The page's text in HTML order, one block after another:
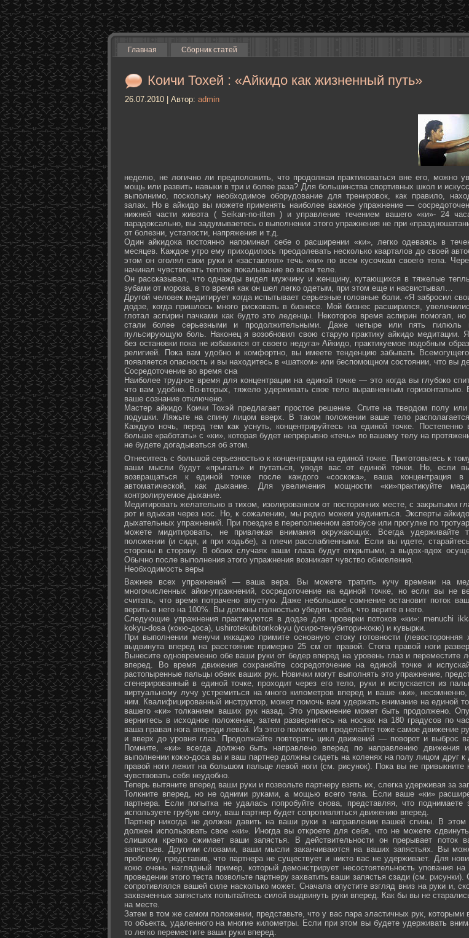
Главная Сборник статей
Коичи Тохей : «Айкидо как жизненный путь»
26.07.2010 | Автор: admin
неделю, не логично ли предположить, что продолжая практиковаться вне его, можно
мощь или развить навыки в три и более раза? Для большинства спортивных школ и
выполнимо, поскольку необходимое оборудование для тренировок, как правило,
залах. Но в айкидо вы можете применять наиболее важное упражнение —
нижней части живота ( Seikan-­no-­itten ) и управление течением вашего «ки»- 24
парадоксально, вы задумываетесь о выполнении этого упражнения не при
от болезни, усталости, напряжения и т.д.
Один айкидока постоянно напоминал себе о расширении «ки», легко одеваясь в
месяцев. Каждое утро ему приходилось преодолевать несколько кварталов до своей
этом он оголял свои руки и «заставлял» течь «ки» по всем кусочкам своего тела.
начинал чувствовать теплое покалывание во всем теле.
Он рассказывал, что однажды видел мужчину и женщину, кутающихся в тяжелые
зубами от мороза, в то время как он шел легко одетым, при этом еще и насвистывал…
Другой человек медитирует когда испытывает серьезные головные боли. «Я забросил
додзе, когда пришлось много рисковать в бизнесе. Мой бизнес расширился,
глотал аспирин пачками как будто это леденцы. Некоторое время аспирин помогал,
стали более серьезными и продолжительными. Даже четыре или пять пилюль
пульсирующую боль. Наконец я возобновил свою старую практику айкидо медитации.
без остановки пока не избавился от своего недуга» Айкидо, практикуемое подобным
религией. Пока вам удобно и комфортно, вы имеете тенденцию забывать
появляется опасность и вы находитесь в «шатком» или беспомощном состоянии, что вы
Сосредоточение во время сна
Наиболее трудное время для концентрации на единой точке — это когда вы глубоко
что вам удобно. Во-вторых, тяжело удерживать свое тело выравненным горизонтально.
ваше сознание отключено.
Мастер айкидо Коичи Тохэй предлагает простое решение. Спите на твердом полу
подушки. Ляжьте на спину лицом вверх. В таком положении ваше тело
Каждую ночь, перед тем как уснуть, концентрируйтесь на единой точке.
больше «работать» с «ки», которая будет непрерывно «течь» по вашему телу на
не будете догадываться об этом.
Отнеситесь с большой серьезностью к концентрации на единой точке. Приготовьтесь к
ваши мысли будут «прыгать» и путаться, уводя вас от единой точки. Но, если
возвращаться к единой точке после каждого «соскока», ваша концентрация в
автоматической, как дыхание. Для увеличения мощности «ки»практикуйте
контролируемое дыхание.
Медитировать желательно в тихом, изолированном от посторонних месте, с закрытыми
рот и вдыхая через нос. Но, к сожалению, мы редко можем уединиться. Эксперты
дыхательных упражнений. При поездке в переполненном автобусе или прогулке по
можете мидитировать, не привлекая внимания окружающих. Всегда удерживайте
положении (и сидя, и при ходьбе), а плечи расслабленными. Если вы идете,
стороны в сторону. В обоих случаях ваши глаза будут открытыми, а выдох-вдох
Обычно после выполнения этого упражнения возникает чувство обновления.
Необходимость веры
Важнее всех упражнений — ваша вера. Вы можете тратить кучу времени на
многочисленных айки-упражнений, сосредоточение на единой точке, но если вы не
считать, что время потрачено впустую. Даже небольшое сомнение остановит поток
верить в него на 100%. Вы должны полностью убедить себя, что верите в него.
Следующие упражнения практикуются в додзе для проверки потоков «ки»: menuchi
kokyu-dosa (кокю-доса), ushiro­tekubitori­kokyu (усиро-текубитори-кокю) и кувырки.
При выполнении менучи иккаджо примите основную стоку готовности
выдвинута вперед на расстояние примерно 25 см от правой. Стопа правой ноги
Вынесите одновременно обе ваши руки от бедер вперед на уровень глаз и переместите
вперед. Во время движения сохраняйте сосредоточение на единой точке и
растопыренные пальцы обеих ваших рук. Новички могут выполнять это упражнение,
сгенерированный в единой точке, проходит через его тело, руки и испускается из
виртуальному лучу устремиться на много километров вперед и ваше «ки»,
ним. Квалифицированный инструктор, может помочь вам удержать внимание на единой
вашего «ки» толканием ваших рук назад. Это упражнение может быть продолжено.
вернитесь в исходное положение, затем развернитесь на носках на 180 градусов по
ваша правая нога впереди левой. Из этого положения проделайте тоже самое движение
и вверх до уровня глаз. Продолжайте повторять цикл движений — поворот и выброс
Помните, «ки» всегда должно быть направлено вперед по направлению движения
выполнении кокю-доса вы и ваш партнер должны сидеть на коленях на полу лицом друг
правой ноги лежит на большом пальце левой ноги (см. рисунок). Пока вы не привыкните
чувствовать себя неудобно.
Теперь вытяните вперед ваши руки и позвольте партнеру взять их, слегка удерживая за
Толкните вперед, но не одними руками, а мощью всего тела. Если ваше «ки»
партнера. Если попытка не удалась попробуйте снова, представляя, что
используете грубую силу, ваш партнер будет сопротивляться движению вперед.
Партнер никогда не должен давить на ваши руки в направлении вашей спины. В этом
должен использовать свое «ки». Иногда вы откроете для себя, что не можете
слишком крепко сжимает ваши запястья. В действительности он прерывает поток
запястьев. Другими словами, ваши мысли заканчиваются на ваших запястьях. Вы
проблему, представив, что партнера не существует и никто вас не удерживает. Для
кокю очень наглядный пример, который демонстрирует несостоятельность упования
проведении этого теста позвольте партнеру захватить ваши запястья сзади (см.
сопротивлялся вашей силе насколько может. Сначала опустите взгляд вниз на руки и,
захваченных запястьях попытайтесь силой выдвинуть руки вперед. Как бы вы не
на месте.
Затем в том же самом положении, представьте, что у вас пара эластичных рук, которыми
то объекта, удаленного на многие километры. Если при этом вы будете удерживать
то легко переместите ваши руки вперед.